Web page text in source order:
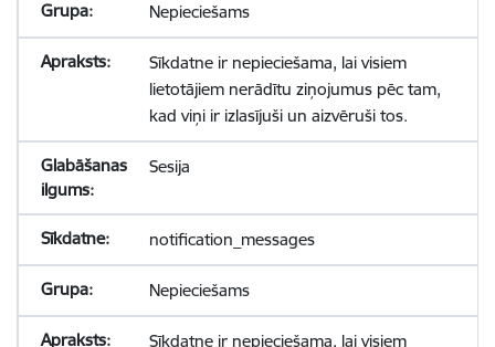
Nepieciešams
Sīkdatne ir nepieciešama, lai visiem
lietotājiem nerādītu ziņojumus pēc tam,
kad viņi ir izlasījuši un aizvēruši tos.
Sesija
notification_messages
Nepieciešams
Sīkdatne ir nepieciešama, lai visiem